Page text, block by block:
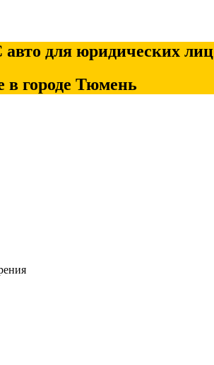
для юридических лиц
в городе Тюмень